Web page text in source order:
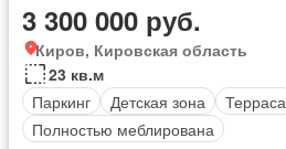
3 300 000 руб.
Киров, Кировская область
23 кв.м
Паркинг
Детская зона Терраса
Полностью меблирована